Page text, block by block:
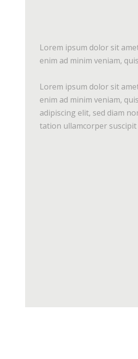
Lorem ipsum dolor sit
enim ad minim veniam,
Lorem ipsum dolor sit
enim ad minim veniam,
adipiscing elit, sed diam
tation ullamcorper